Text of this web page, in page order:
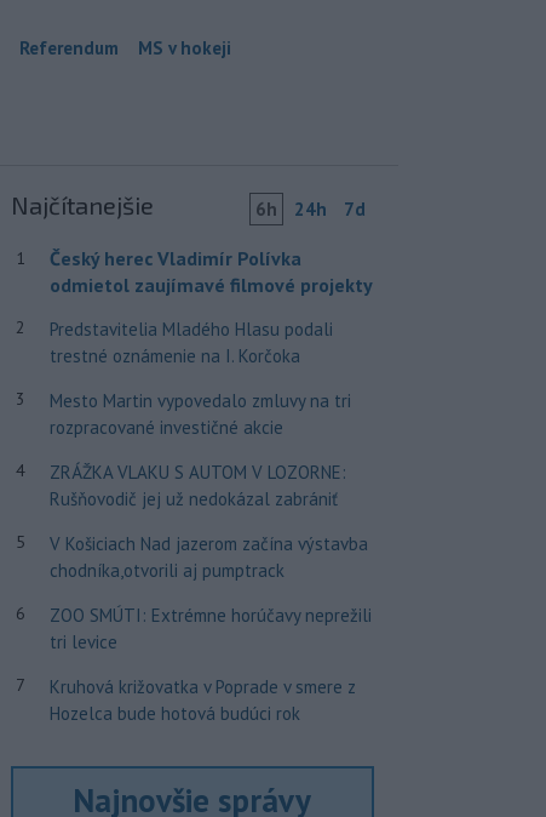
Referendum MS v hokeji
Najčítanejšie 6h 24h 7d
1
Český herec Vladimír Polívka
odmietol zaujímavé filmové projekty
2
Predstavitelia Mladého Hlasu podali
trestné oznámenie na I. Korčoka
3
Mesto Martin vypovedalo zmluvy na tri
rozpracované investičné akcie
4
ZRÁŽKA VLAKU S AUTOM V LOZORNE:
Rušňovodič jej už nedokázal zabrániť
5
V Košiciach Nad jazerom začína výstavba
chodníka,otvorili aj pumptrack
6
ZOO SMÚTI: Extrémne horúčavy neprežili
tri levice
7
Kruhová križovatka v Poprade v smere z
Hozelca bude hotová budúci rok
Najnovšie správy